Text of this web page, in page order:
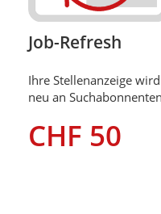
Job-Refresh
Ihre Stellenanzeige
neu an
CHF 50